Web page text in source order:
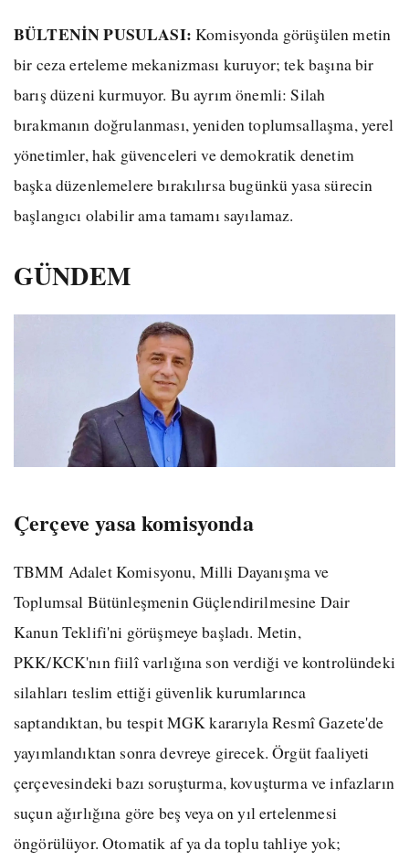
BÜLTENİN PUSULASI: Komisyonda görüşülen metin
bir ceza erteleme mekanizması kuruyor; tek başına bir
barış düzeni kurmuyor. Bu ayrım önemli: Silah
bırakmanın doğrulanması, yeniden toplumsallaşma, yerel
yönetimler, hak güvenceleri ve demokratik denetim
başka düzenlemelere bırakılırsa bugünkü yasa sürecin
başlangıcı olabilir ama tamamı sayılamaz.
GÜNDEM
Çerçeve yasa komisyonda
TBMM Adalet Komisyonu, Milli Dayanışma ve
Toplumsal Bütünleşmenin Güçlendirilmesine Dair
Kanun Teklifi'ni görüşmeye başladı. Metin,
PKK/KCK'nın fiilî varlığına son verdiği ve kontrolündeki
silahları teslim ettiği güvenlik kurumlarınca
saptandıktan, bu tespit MGK kararıyla Resmî Gazete'de
yayımlandıktan sonra devreye girecek. Örgüt faaliyeti
çerçevesindeki bazı soruşturma, kovuşturma ve infazların
suçun ağırlığına göre beş veya on yıl ertelenmesi
öngörülüyor. Otomatik af ya da toplu tahliye yok;